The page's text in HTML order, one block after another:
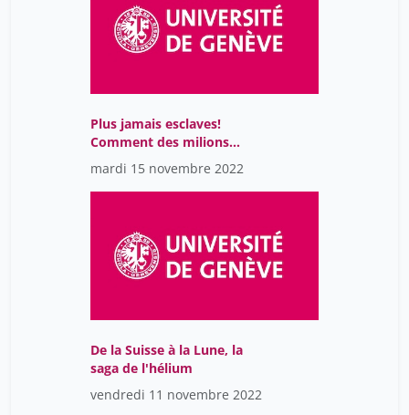
Plus jamais esclaves!
Comment des milions
d'esclaves des
Amériques se sont
libérés avant
mardi 15 novembre 2022
De la Suisse à la Lune, la
saga de l'hélium
vendredi 11 novembre 2022